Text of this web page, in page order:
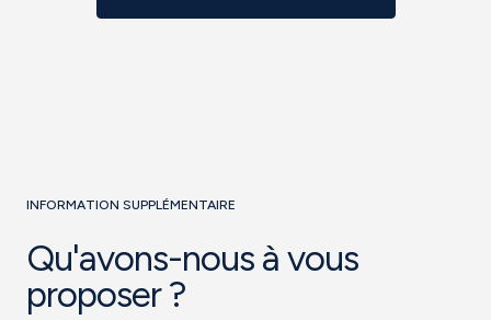
INFORMATION SUPPLÉMENTAIRE
Qu'avons-nous à vous
proposer ?